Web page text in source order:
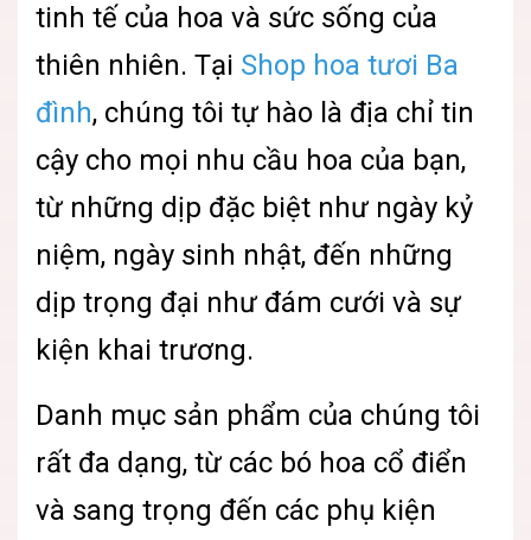
tinh tế của hoa và sức sống của
thiên nhiên. Tại Shop hoa tươi Ba
đình, chúng tôi tự hào là địa chỉ tin
cậy cho mọi nhu cầu hoa của bạn,
từ những dịp đặc biệt như ngày kỷ
niệm, ngày sinh nhật, đến những
dịp trọng đại như đám cưới và sự
kiện khai trương.
Danh mục sản phẩm của chúng tôi
rất đa dạng, từ các bó hoa cổ điển
và sang trọng đến các phụ kiện